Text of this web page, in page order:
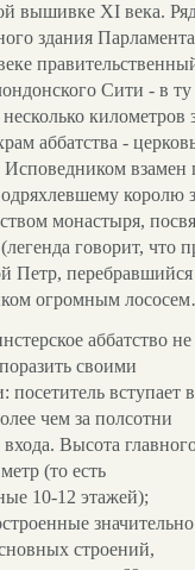
вышивке XI века.
здания
Сити - в
несколько
аббатства -
королю
монастыря,
говорит, что
Петр,
огромным
аббатство не
своими
посетитель вступает в
чем за полсотни
Высота
(то есть
10-12 этажей);
значительно
строений,